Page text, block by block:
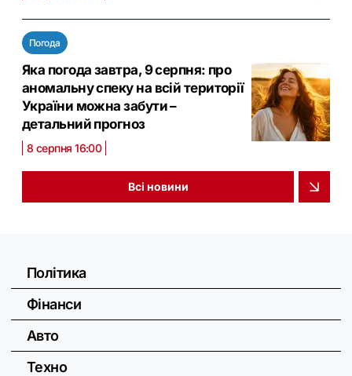
Погода
Яка погода завтра, 9 серпня: про
аномальну спеку на всій території
України можна забути –
детальний прогноз
8 серпня 16:00
Всі новини
Політика
Фінанси
Авто
Техно